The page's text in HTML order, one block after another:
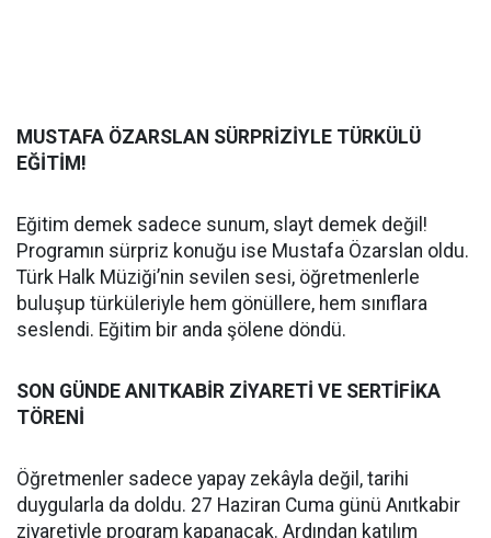
MUSTAFA ÖZARSLAN SÜRPRİZİYLE TÜRKÜLÜ
EĞİTİM!
Eğitim demek sadece sunum, slayt demek değil!
Programın sürpriz konuğu ise Mustafa Özarslan oldu.
Türk Halk Müziği’nin sevilen sesi, öğretmenlerle
buluşup türküleriyle hem gönüllere, hem sınıflara
seslendi. Eğitim bir anda şölene döndü.
SON GÜNDE ANITKABİR ZİYARETİ VE SERTİFİKA
TÖRENİ
Öğretmenler sadece yapay zekâyla değil, tarihi
duygularla da doldu. 27 Haziran Cuma günü Anıtkabir
ziyaretiyle program kapanacak. Ardından katılım